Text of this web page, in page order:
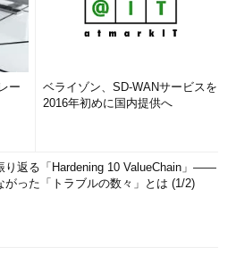
ー
ベライゾン、SD-WANサービスを
2016年初めに国内提供へ
り返る「Hardening 10 ValueChain」――
がった「トラブルの数々」とは (1/2)